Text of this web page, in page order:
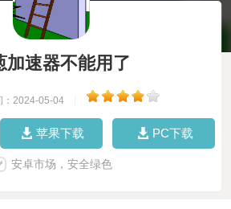
加速器不能用了
：2024-05-04
苹果下载 PC下载
安卓市场，安全绿色